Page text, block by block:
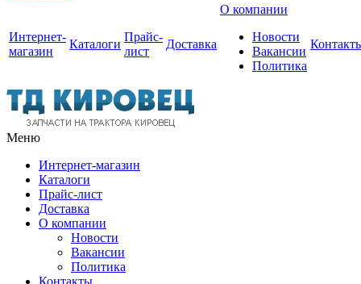
Интернет-
магазин
Каталоги
Прайс-
лист
Доставка
О компании
Новости
Вакансии
Политика
Меню
Интернет-магазин
Каталоги
Прайс-лист
Доставка
О компании
Новости
Вакансии
Политика
Контакты